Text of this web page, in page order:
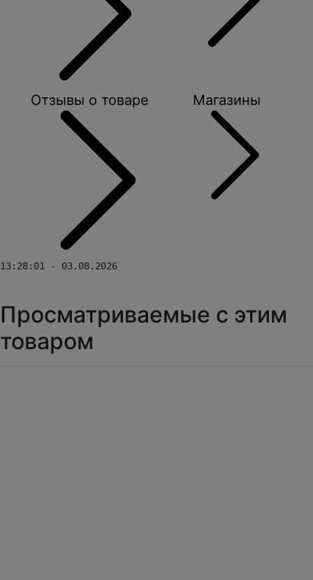
Отзывы о товаре Магазины
13:28:01 - 03.08.2026
Просматриваемые с этим
товаром